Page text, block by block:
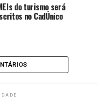
Series de
por Oscar
torneio
cerimônia
do turismo será
no CadÚnico